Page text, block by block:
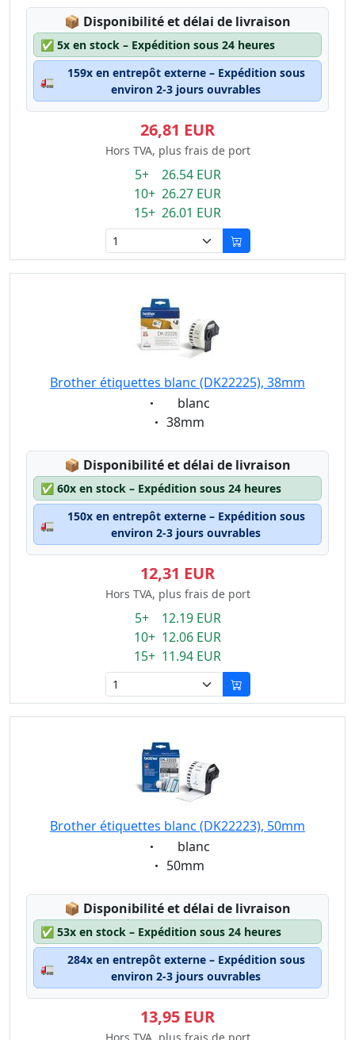
📦 Lagerstatus:
Disponibilité et délai de livraison
✅ 5x en stock – Expédition sous 24 heures
🚛
159x en entrepôt externe – Expédition sous
environ 2-3 jours ouvrables
26,81 EUR
Hors TVA, plus frais de port
5+ 26.54 EUR
10+ 26.27 EUR
15+ 26.01 EUR
Brother étiquettes blanc (DK22225), 38mm
Eigenschaft:
blanc
Eigenschaft:
38mm
📦 Lagerstatus:
Disponibilité et délai de livraison
✅ 60x en stock – Expédition sous 24 heures
🚛
150x en entrepôt externe – Expédition sous
environ 2-3 jours ouvrables
12,31 EUR
Hors TVA, plus frais de port
5+ 12.19 EUR
10+ 12.06 EUR
15+ 11.94 EUR
Brother étiquettes blanc (DK22223), 50mm
Eigenschaft:
blanc
Eigenschaft:
50mm
📦 Lagerstatus:
Disponibilité et délai de livraison
✅ 53x en stock – Expédition sous 24 heures
🚛
284x en entrepôt externe – Expédition sous
environ 2-3 jours ouvrables
13,95 EUR